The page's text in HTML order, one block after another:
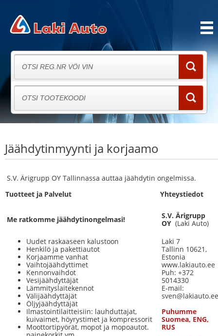
Jäähdytinmyynti ja korjaamo
S.V. Ärigrupp OY Tallinnassa auttaa jäähdytin ongelmissa.
Tuotteet ja Palvelut
Yhteystiedot
Me ratkomme jäähdytinongelmasi!
S.V. Ärigrupp
OY (Laki Auto)
Uudet raskaaseen kalustoon
Henkilö ja pakettiautot
Korjaamme vanhat
Vaihtojäähdyttimet
Kennonvaihdot
Vesijäähdyttäjät
Lämmityslaitekennot
Välijäähdyttäjät
Öljyjäähdyttäjät
Ilmastointilaitteisiin: lauhduttajat,
kuivaimet, höyrystimet ja kompressorit
Moottortipyörät, mopot ja mopoautot.
Laki 7
Tallinn 10621,
Estonia
www.lakiauto.ee
Puh: +372
5014330
E-mail:
sven@lakiauto.ee
Puhumme
Suomea, ENG,
RUS